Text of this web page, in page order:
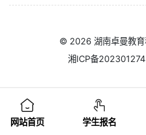
© 2026 湖南卓曼教
湘ICP备
网站首页 学生报名